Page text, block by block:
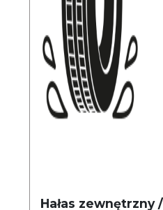
Hałas zewnętrzny